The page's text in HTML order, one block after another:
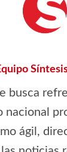
busca
nacional
ágil,